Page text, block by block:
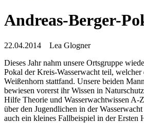
Andreas-Berger-
22.04.2014
Lea Glogner
Dieses Jahr nahm unsere Ortsgruppe
Pokal der Kreis-Wasserwacht teil, welcher
Weißenhorn stattfand. Unsere beiden
bewiesen vorerst ihr Wissen in
Hilfe Theorie und Wasserwachtwissen A-
über den Jugendlichen in der
auch ein kleines Fallbeispiel in der Ersten